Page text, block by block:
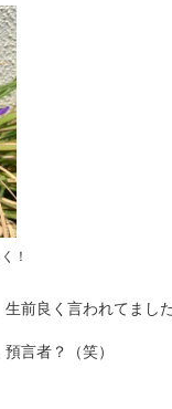
！
前良く言われてまし
預言者？（笑）